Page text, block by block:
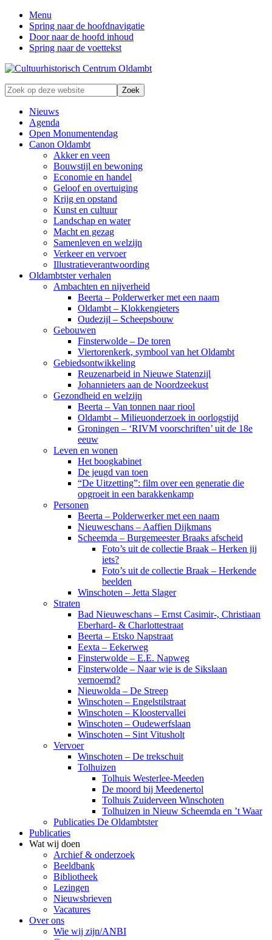
Menu
Spring naar de hoofdnavigatie
Door naar de hoofd inhoud
Spring naar de voettekst
Zonder
verleden
geen
toekomst
Zoek
op
deze
website
Nieuws
Agenda
Open Monumentendag
Canon Oldambt
Akker en veen
Bouwstijl en bewoning
Economie en handel
Geloof en overtuiging
Krijg en opstand
Kunst en cultuur
Landschap en water
Macht en gezag
Samenleven en welzijn
Verkeer en vervoer
Illustratieverantwoording
Oldambtster verhalen
Ambachten en nijverheid
Beerta – Polderwerker met een naam
Oldambt – Klokkengieters
Oudezijl – Scheepsbouw
Gebouwen
Finsterwolde – De toren
Viertorenkerk, symbool van het Oldambt
Gebiedsontwikkeling
Reuzenarbeid in Nieuwe Statenzijl
Johannieters aan de Noordzeekust
Gezondheid en welzijn
Beerta – Van tonnen naar riool
Oldambt – Milieuonderzoek in oorlogstijd
Groningen – ‘RIVM voorschriften’ uit de 18e
eeuw
Leven en wonen
Het boogkabinet
De jeugd van toen
“De Uitzetting”: film over een generatie die
opgroeit in een barakkenkamp
Personen
Beerta – Polderwerker met een naam
Nieuweschans – Aaffien Dijkmans
Scheemda – Burgemeester Braaks afscheid
Foto’s uit de collectie Braak – Herken jij
iets?
Foto’s uit de collectie Braak – Herkende
beelden
Winschoten – Jetta Slager
Straten
Bad Nieuweschans – Ernst Casimir-, Christiaan
Eberhard- & Charlottestraat
Beerta – Etsko Napstraat
Eexta – Eekerweg
Finsterwolde – E.E. Napweg
Finsterwolde – Naar wie is de Sikslaan
vernoemd?
Nieuwolda – De Streep
Winschoten – Engelstilstraat
Winschoten – Kloostervallei
Winschoten – Oudewerfslaan
Winschoten – Sint Vitusholt
Vervoer
Winschoten – De trekschuit
Tolhuizen
Tolhuis Westerlee-Meeden
De moord bij Meedenertol
Tolhuis Zuiderveen Winschoten
Tolhuizen in Nieuw Scheemda en ’t Waar
Publicaties De Oldambtster
Publicaties
Wat wij doen
Archief & onderzoek
Beeldbank
Bibliotheek
Lezingen
Nieuwsbrieven
Vacatures
Over ons
Wie wij zijn/ANBI